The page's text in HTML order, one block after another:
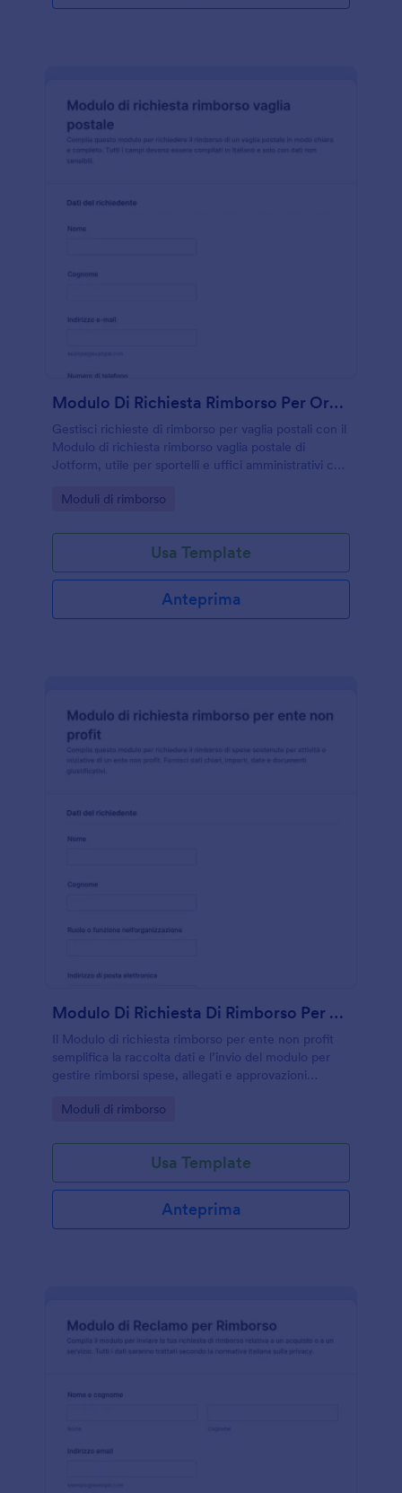
Modulo Di Richiesta Rimborso Per Ordine Di Pagamento
Gestisci richieste di rimborso per vaglia postali con il
Modulo di richiesta rimborso vaglia postale di
Jotform, utile per sportelli e uffici amministrativi che
tracciamento delle risposte.
Go to Category:
Moduli di rimborso
Usa Template
Anteprima
Modulo Di Richiesta Di Rimborso Per Organizzazioni Non Profit
Il Modulo di richiesta rimborso per ente non profit
semplifica la raccolta dati e l’invio del modulo per
gestire rimborsi spese, allegati e approvazioni
volontariato con Jotform.
Go to Category:
Moduli di rimborso
Usa Template
Anteprima